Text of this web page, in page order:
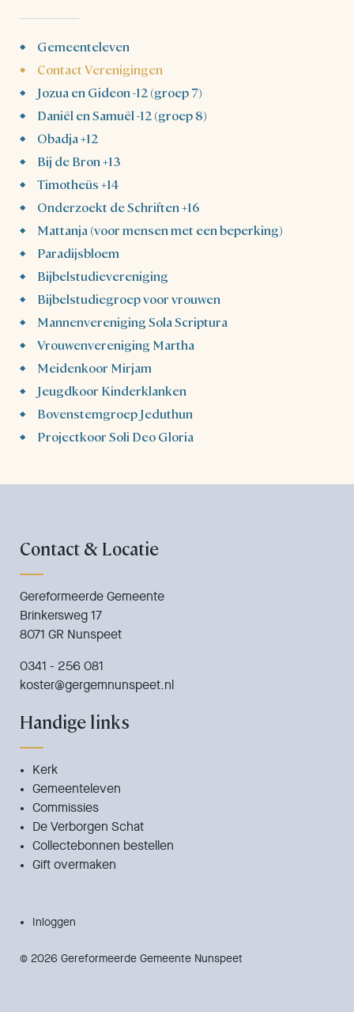
Gemeenteleven
Contact Verenigingen
Jozua en Gideon -12 (groep 7)
Daniël en Samuël -12 (groep 8)
Obadja +12
Bij de Bron +13
Timotheüs +14
Onderzoekt de Schriften +16
Mattanja (voor mensen met een beperking)
Paradijsbloem
Bijbelstudievereniging
Bijbelstudiegroep voor vrouwen
Mannenvereniging Sola Scriptura
Vrouwenvereniging Martha
Meidenkoor Mirjam
Jeugdkoor Kinderklanken
Bovenstemgroep Jeduthun
Projectkoor Soli Deo Gloria
Contact & Locatie
Gereformeerde Gemeente
Brinkersweg 17
8071 GR Nunspeet
0341 - 256 081
koster@gergemnunspeet.nl
Handige links
Kerk
Gemeenteleven
Commissies
De Verborgen Schat
Collectebonnen bestellen
Gift overmaken
Inloggen
© 2026 Gereformeerde Gemeente Nunspeet